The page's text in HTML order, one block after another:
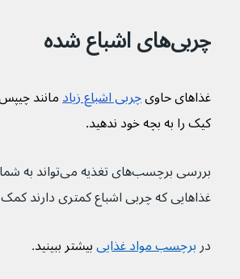
چربی‌های اشباع شده
غذاهای حاوی چربی اشباع زیاد مانند
کیک را به بچه خود ندهید.
بررسی برچسب‌های تغذیه
غذاهایی که چربی اشباع کمتری دارند
در برچسب مواد غذایی بیشتر ببینید.